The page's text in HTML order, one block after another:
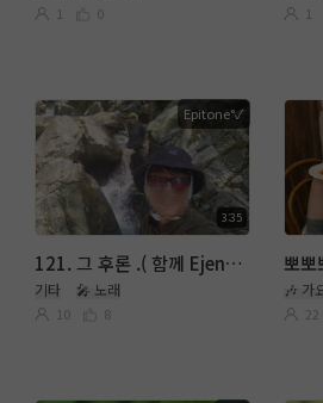
1 0 1
3:35
Epitone°✓
121. 그 후론 .( 함께 Ejen°✓ )
기타 🎤 노래
10 8
뽀뽀
🎶 가
22